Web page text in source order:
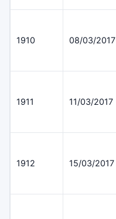
1910 08/03/2017
1911 11/03/2017
1912 15/03/2017